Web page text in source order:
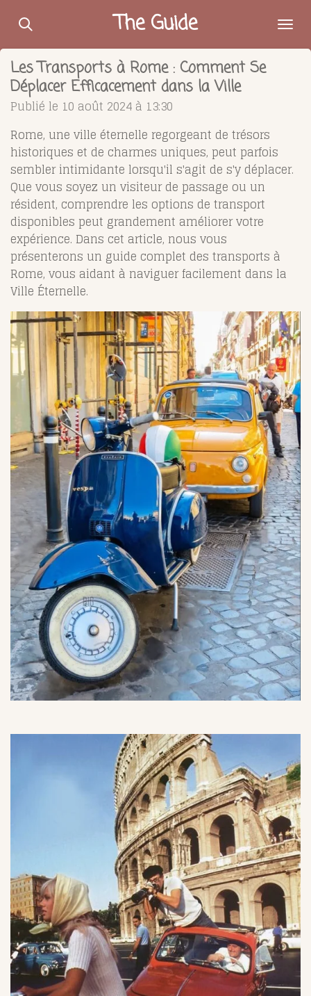
Passer
contenu
principal
The Guide
Les Transports à Rome : Comment Se
Déplacer Efficacement dans la Ville
Publié le 10 août 2024 à 13:30
Rome, une ville éternelle regorgeant de trésors
historiques et de charmes uniques, peut parfois
sembler intimidante lorsqu'il s'agit de s'y déplacer.
Que vous soyez un visiteur de passage ou un
résident, comprendre les options de transport
disponibles peut grandement améliorer votre
expérience. Dans cet article, nous vous
présenterons un guide complet des transports à
Rome, vous aidant à naviguer facilement dans la
Ville Éternelle.